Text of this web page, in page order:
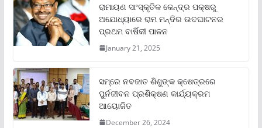
ରାମାୟଣ ସାଂସ୍କୃତିକ କେନ୍ଦ୍ର ପକ୍ଷରୁ
ଅଯୋଧ୍ୟାରେ ରାମ ମନ୍ଦିର ଉଦଘାଟନର
ପ୍ରଥମ ବାର୍ଷିକୀ ପାଳନ
January 21, 2025
ସମ୍‌ରେ ନବଜାତ ଶିଶୁଙ୍କ କ୍ଷେତ୍ରରେ
ପୁର୍ନଜୀବନ ପ୍ରଶିକ୍ଷଣ କାର୍ଯ୍ୟକ୍ରମ
ଆୟୋଜିତ
December 26, 2024